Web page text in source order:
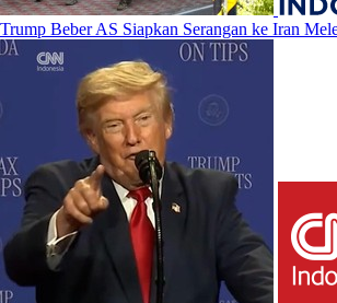
Trump Beber AS Siapkan Serangan ke Iran